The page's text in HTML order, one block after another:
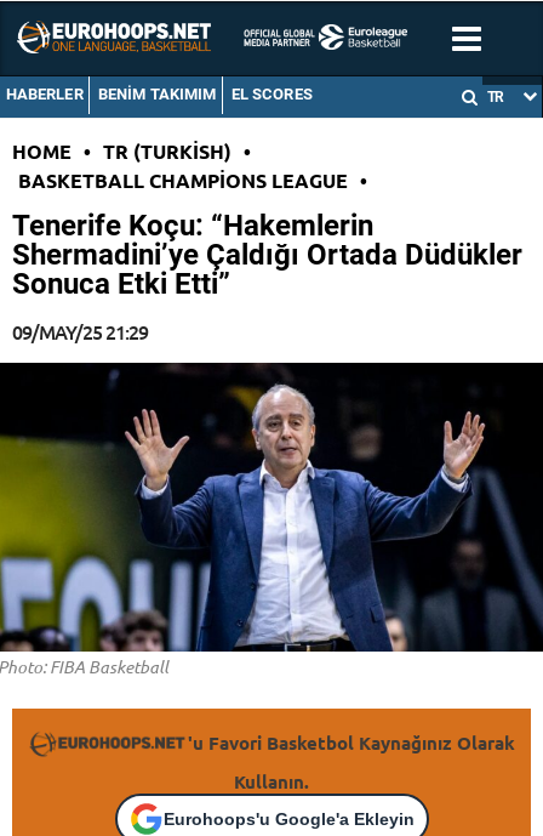
HABERLER BENIM TAKIMIM EL SCORES TR
HOME • TR (TURKISH) •
BASKETBALL CHAMPIONS LEAGUE •
Tenerife Koçu: “Hakemlerin
Shermadini’ye Çaldığı Ortada Düdükler
Sonuca Etki Etti”
09/MAY/25 21:29
FIBA Basketball
'u Favori Basketbol Kaynağınız Olarak
Kullanın.
Eurohoops'u Google'a Ekleyin